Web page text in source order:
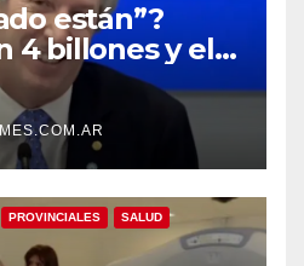
están”?
4 billones y el
BCRA
una risita
PROVINCIALES SALUD